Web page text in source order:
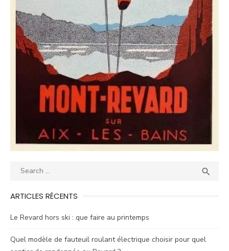
Search

ARTICLES RÉCENTS
Le Revard hors ski : que faire au printemps
Quel modèle de fauteuil roulant électrique choisir pour quel